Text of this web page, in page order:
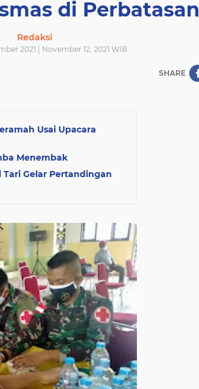
di Perbatasan
Redaksi
2021 | November 12, 2021 WIB
SHARE
Usai Upacara
Menembak
Tari Gelar Pertandingan